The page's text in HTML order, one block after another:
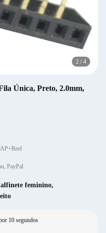
2 / 4
Única, Preto, 2.0mm,
PayPal
alfinete feminino,
10 segundos